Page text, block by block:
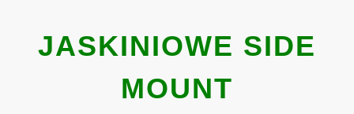
JASKINIOWE SIDE
MOUNT